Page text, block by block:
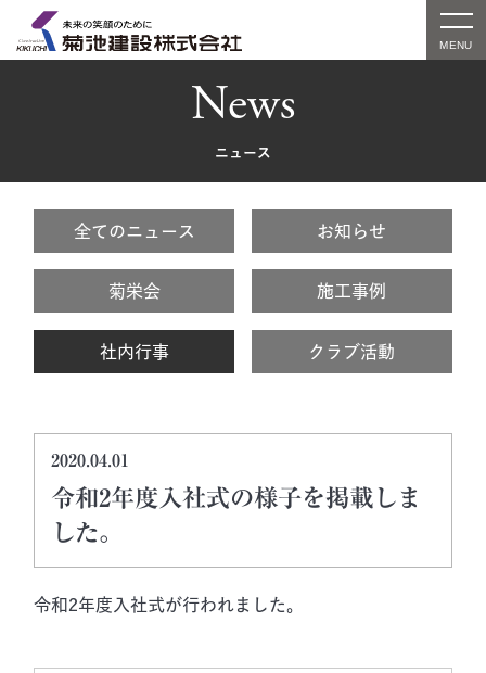
News
ニュース
全てのニュース お知らせ
菊栄会 施工事例
社内行事 クラブ活動
2020.04.01
令和2年度入社式の様子を掲載しま
した。
令和2年度入社式が行われました。